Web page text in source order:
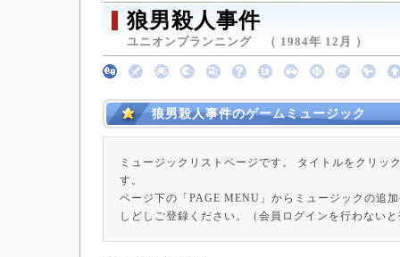
狼男殺人事件
ユニオンプランニング （ 1984年 12月 ）
狼男殺人事件のゲームミュージック
ミュージックリストページです。 タイトルをクリッ
す。
ページ下の「PAGE MENU」からミュージックの追
しどしご登録ください。（会員ログインを行わない